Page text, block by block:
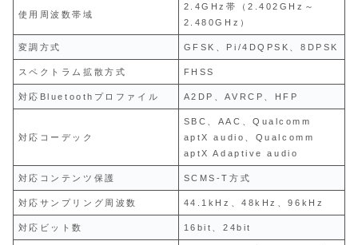
使用周波数帯域
2.4GHz帯（2.402GHz～
2.480GHz）
変調方式 GFSK、Pi/4DQPSK、8DPSK
スペクトラム拡散方式 FHSS
対応Bluetoothプロファイル A2DP、AVRCP、HFP
対応コーデック
SBC、AAC、Qualcomm
aptX audio、Qualcomm
aptX Adaptive audio
対応コンテンツ保護 SCMS-T方式
対応サンプリング周波数 44.1kHz、48kHz、96kHz
対応ビット数 16bit、24bit